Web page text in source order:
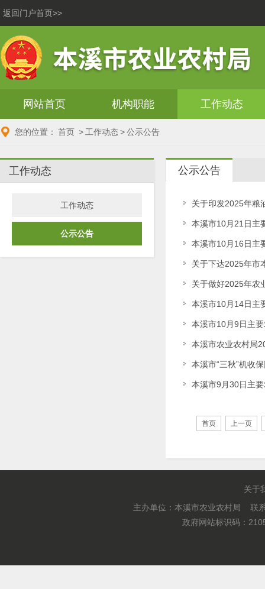
返回门户首页>>
网站首页 机构职能 工作动态
您的位置： 首页 > 工作动态>公示公告
工作动态
工作动态
公示公告
公示公告
关于印发2025年粮
本溪市10月21日主
本溪市10月16日主
关于下达2025年市
关于做好2025年农
本溪市10月14日主
本溪市10月9日主
本溪市农业农村局
本溪市“三秋”机收
本溪市9月30日主
首页 上一页
关于
主办单位：本溪市农业农村局 联
政府网站标识码：